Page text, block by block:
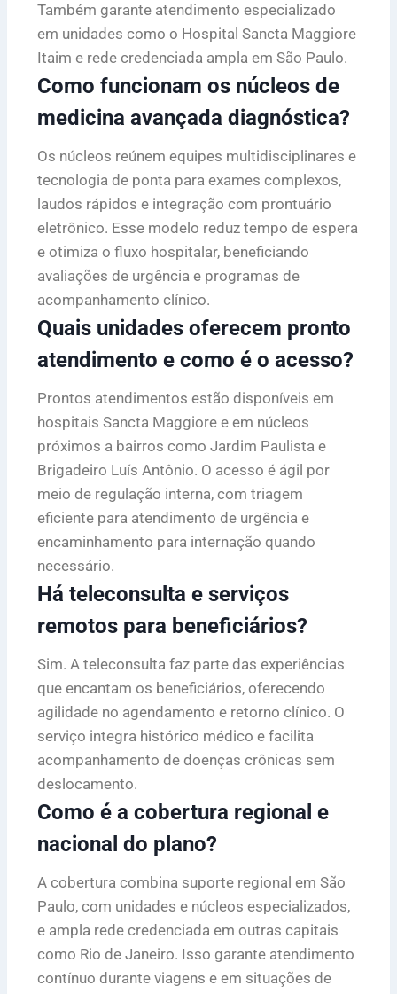
Também garante atendimento especializado
em unidades como o Hospital Sancta Maggiore
Itaim e rede credenciada ampla em São Paulo.
Como funcionam os núcleos de
medicina avançada diagnóstica?
Os núcleos reúnem equipes multidisciplinares e
tecnologia de ponta para exames complexos,
laudos rápidos e integração com prontuário
eletrônico. Esse modelo reduz tempo de espera
e otimiza o fluxo hospitalar, beneficiando
avaliações de urgência e programas de
acompanhamento clínico.
Quais unidades oferecem pronto
atendimento e como é o acesso?
Prontos atendimentos estão disponíveis em
hospitais Sancta Maggiore e em núcleos
próximos a bairros como Jardim Paulista e
Brigadeiro Luís Antônio. O acesso é ágil por
meio de regulação interna, com triagem
eficiente para atendimento de urgência e
encaminhamento para internação quando
necessário.
Há teleconsulta e serviços
remotos para beneficiários?
Sim. A teleconsulta faz parte das experiências
que encantam os beneficiários, oferecendo
agilidade no agendamento e retorno clínico. O
serviço integra histórico médico e facilita
acompanhamento de doenças crônicas sem
deslocamento.
Como é a cobertura regional e
nacional do plano?
A cobertura combina suporte regional em São
Paulo, com unidades e núcleos especializados,
e ampla rede credenciada em outras capitais
como Rio de Janeiro. Isso garante atendimento
contínuo durante viagens e em situações de